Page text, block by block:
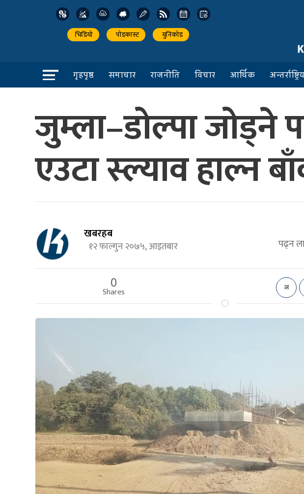
भिडियो पोडकास्ट युनिकोड
गृहपृष्ठ समाचार राजनीति विचार आर्थिक
जुम्ला–डोल्पा जोड्ने
एउटा स्ल्याव हाल्न
खबरहब
१२ फाल्गुन २०७५, आइतबार पढ्न
0
Shares